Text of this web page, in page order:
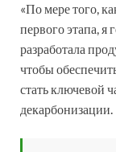
«По мере того,
первого этапа, я
разработала
чтобы
стать ключевой
декарбонизации.